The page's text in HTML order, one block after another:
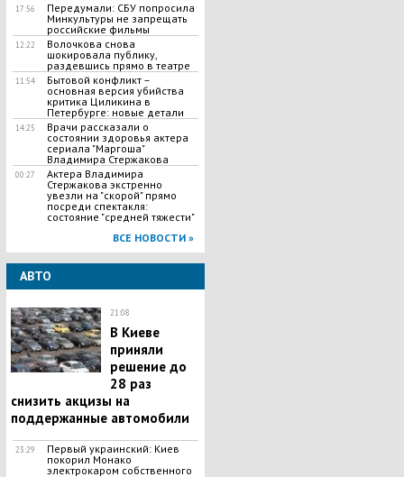
17:56
Передумали: СБУ попросила
Минкультуры не запрещать
российские фильмы
12:22
Волочкова снова
шокировала публику,
раздевшись прямо в театре
11:54
Бытовой конфликт –
основная версия убийства
критика Циликина в
Петербурге: новые детали
14:25
Врачи рассказали о
состоянии здоровья актера
сериала "Маргоша"
Владимира Стержакова
00:27
Актера Владимира
Стержакова экстренно
увезли на "скорой" прямо
посреди спектакля:
состояние "средней тяжести"
ВСЕ НОВОСТИ »
АВТО
21:08
В Киеве
приняли
решение до
28 раз
снизить акцизы на
поддержанные автомобили
23:29
Первый украинский: Киев
покорил Монако
электрокаром собственного